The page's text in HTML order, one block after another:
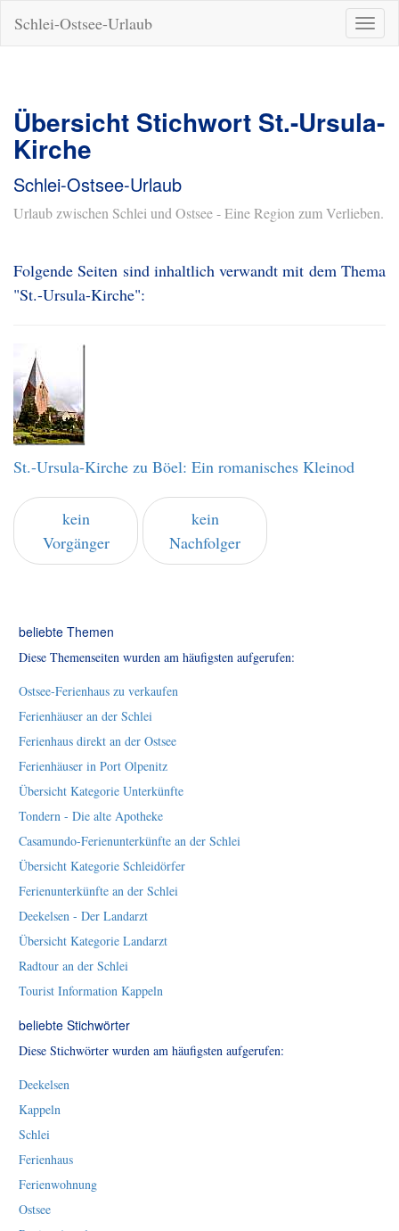
ein-/
Schlei-Ostsee-Urlaub
Übersicht Stichwort St.-Ursula-
Kirche
Schlei-Ostsee-Urlaub
Urlaub zwischen Schlei und Ostsee - Eine Region zum Verlieben.
Folgende Seiten sind inhaltlich verwandt mit dem Thema
"St.-Ursula-Kirche":
St.-Ursula-Kirche zu Böel: Ein romanisches Kleinod
kein
Vorgänger
kein
Nachfolger
beliebte Themen
Diese Themenseiten wurden am häufigsten aufgerufen:
Ostsee-Ferienhaus zu verkaufen
Ferienhäuser an der Schlei
Ferienhaus direkt an der Ostsee
Ferienhäuser in Port Olpenitz
Übersicht Kategorie Unterkünfte
Tondern - Die alte Apotheke
Casamundo-Ferienunterkünfte an der Schlei
Übersicht Kategorie Schleidörfer
Ferienunterkünfte an der Schlei
Deekelsen - Der Landarzt
Übersicht Kategorie Landarzt
Radtour an der Schlei
Tourist Information Kappeln
beliebte Stichwörter
Diese Stichwörter wurden am häufigsten aufgerufen:
Deekelsen
Kappeln
Schlei
Ferienhaus
Ferienwohnung
Ostsee